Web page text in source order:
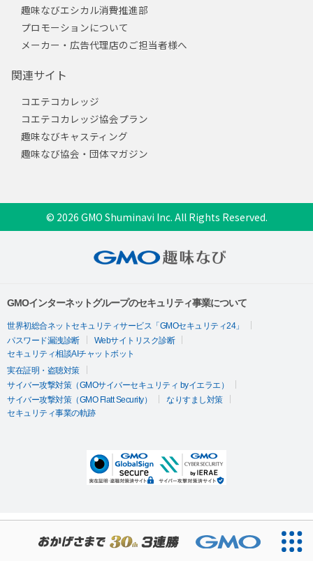
趣味なびエシカル消費推進部
プロモーションについて
メーカー・広告代理店のご担当者様へ
関連サイト
コエテコカレッジ
コエテコカレッジ協会プラン
趣味なびキャスティング
趣味なび協会・団体マガジン
© 2026 GMO Shuminavi Inc. All Rights Reserved.